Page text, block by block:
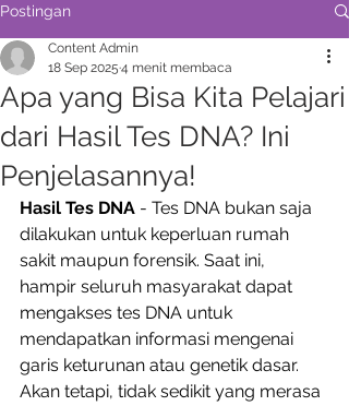
Postingan
Apa yang Bisa Kita Pelajari
dari Hasil Tes DNA? Ini
Penjelasannya!
Content Admin
18 Sep 2025 4 menit membaca
Hasil Tes DNA - Tes DNA bukan saja
dilakukan untuk keperluan rumah
sakit maupun forensik. Saat ini,
hampir seluruh masyarakat dapat
mengakses tes DNA untuk
mendapatkan informasi mengenai
garis keturunan atau genetik dasar.
Akan tetapi, tidak sedikit yang merasa